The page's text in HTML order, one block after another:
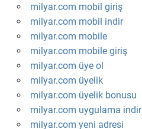
milyar.com mobil giriş
milyar.com mobil indir
milyar.com mobile
milyar.com mobile giriş
milyar.com üye ol
milyar.com üyelik
milyar.com üyelik bonusu
milyar.com uygulama indir
milyar.com yeni adresi